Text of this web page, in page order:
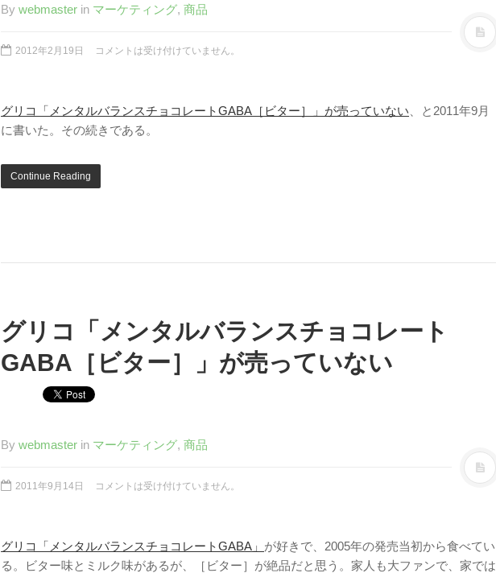
By webmaster in マーケティング, 商品
2012年2月19日 コメントは受け付けていません。
グリコ「メンタルバランスチョコレートGABA［ビター］」が売っていない 、と2011年9月
に書いた。その続きである。
Continue Reading
グリコ「メンタルバランスチョコレート
GABA［ビター］」が売っていない
By webmaster in マーケティング, 商品
2011年9月14日 コメントは受け付けていません。
グリコ「メンタルバランスチョコレートGABA」 が好きで、2005年の発売当初から食べてい
る。ビター味とミルク味があるが、［ビター］が絶品だと思う。家人も大ファンで、家では